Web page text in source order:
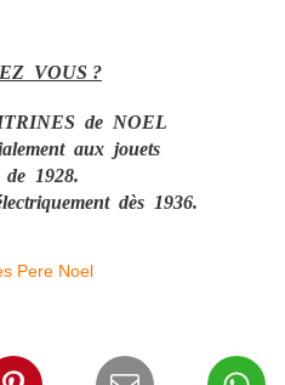
VOUS ?
de NOEL
aux jouets
de 1928.
dès 1936.
Pere Noel